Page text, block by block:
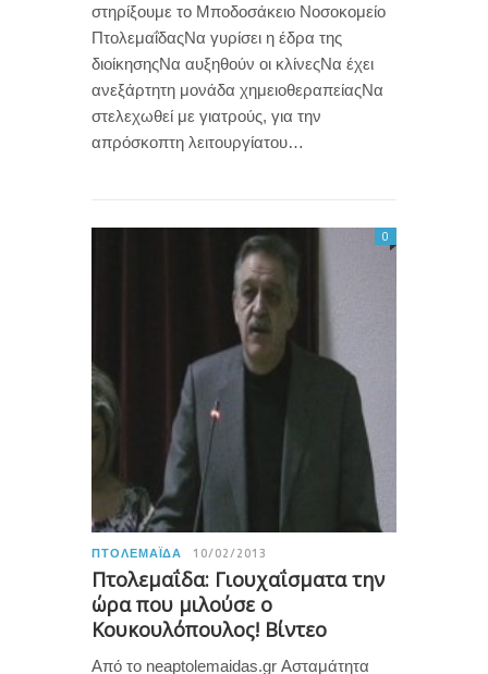
στηρίξουμε το Μποδοσάκειο Νοσοκομείο
ΠτολεμαΐδαςΝα γυρίσει η έδρα της
διοίκησηςΝα αυξηθούν οι κλίνεςΝα έχει
ανεξάρτητη μονάδα χημειοθεραπείαςΝα
στελεχωθεί με γιατρούς, για την
απρόσκοπτη λειτουργίατου…
ΠΤΟΛΕΜΑΪ́ΔΑ 10/02/2013
Πτολεμαΐδα: Γιουχαΐσματα την
ώρα που μιλούσε ο
Κουκουλόπουλος! Βίντεο
0
Από το neaptolemaidas.gr Ασταμάτητα